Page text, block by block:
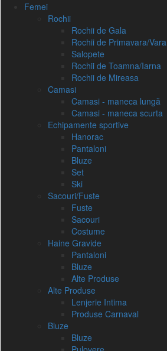
Femei
Rochii
Rochii de Gala
Rochii de Primavara/Vara
Salopete
Rochii de Toamna/Iarna
Rochii de Mireasa
Camasi
Camasi - maneca lungă
Camasi - maneca scurta
Echipamente sportive
Hanorac
Pantaloni
Bluze
Set
Ski
Sacouri/Fuste
Fuste
Sacouri
Costume
Haine Gravide
Pantaloni
Bluze
Alte Produse
Alte Produse
Lenjerie Intima
Produse Carnaval
Bluze
Bluze